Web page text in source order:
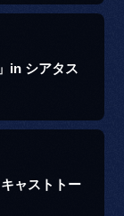
in シアタス
ャストトー